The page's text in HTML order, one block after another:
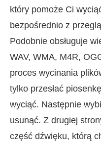
który pomoże Ci
bezpośrednio z
Podobnie obsługuje
WAV, WMA, M4R,
proces wycinania
tylko przesłać
wyciąć. Następnie
usunąć. Z drugiej
część dźwięku, którą